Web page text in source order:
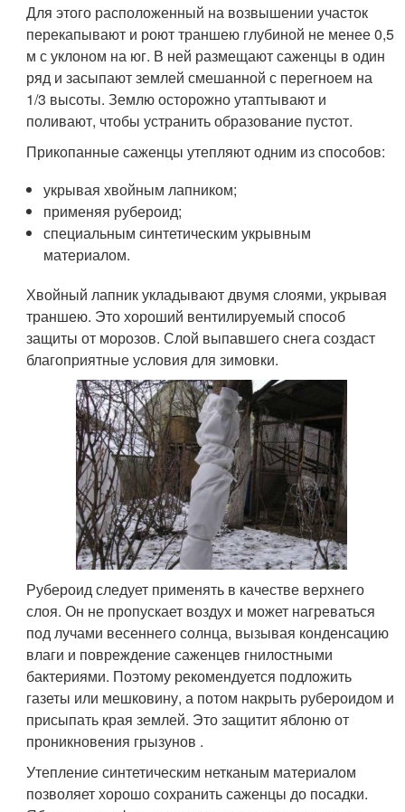
Для этого расположенный на возвышении участок
перекапывают и роют траншею глубиной не менее 0,5
м с уклоном на юг. В ней размещают саженцы в один
ряд и засыпают землей смешанной с перегноем на
1/3 высоты. Землю осторожно утаптывают и
поливают, чтобы устранить образование пустот.
Прикопанные саженцы утепляют одним из способов:
укрывая хвойным лапником;
применяя рубероид;
специальным синтетическим укрывным
материалом.
Хвойный лапник укладывают двумя слоями, укрывая
траншею. Это хороший вентилируемый способ
защиты от морозов. Слой выпавшего снега создаст
благоприятные условия для зимовки.
Рубероид следует применять в качестве верхнего
слоя. Он не пропускает воздух и может нагреваться
под лучами весеннего солнца, вызывая конденсацию
влаги и повреждение саженцев гнилостными
бактериями. Поэтому рекомендуется подложить
газеты или мешковину, а потом накрыть рубероидом и
присыпать края землей. Это защитит яблоню от
проникновения грызунов .
Утепление синтетическим нетканым материалом
позволяет хорошо сохранить саженцы до посадки.